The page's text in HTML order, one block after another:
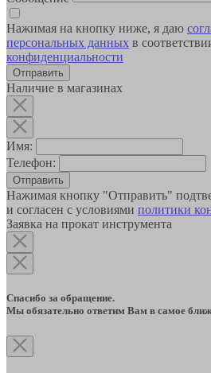
Нажимая на кнопку ниже, я даю
персональных данных в
конфиденциальности
Наличие в магазинах
Имя:
Телефон:
Отправить
Нажимая кнопку "Отправить"
и согласен с условиями политики
Заявка на прокат инструмента
Спасибо за обращение.
Мы обязательно ответим Вам в самое